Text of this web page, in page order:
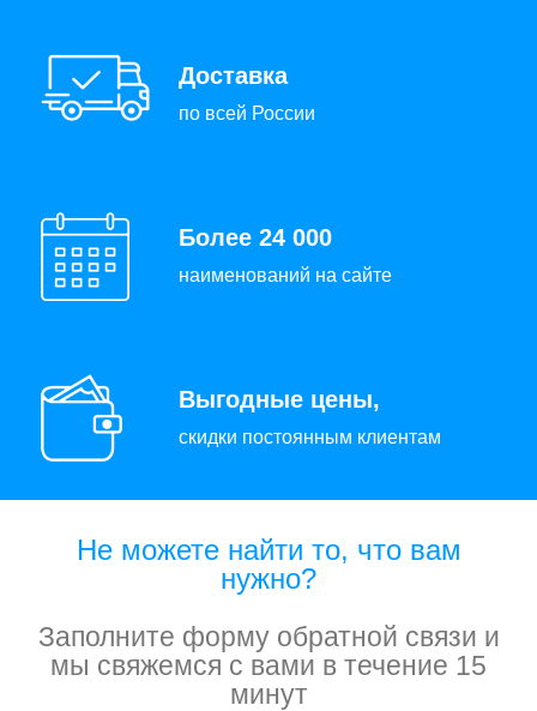
Доставка
по всей России
Более 24 000
наименований на сайте
Выгодные цены,
скидки постоянным клиентам
Не можете найти то, что вам
нужно?
Заполните форму обратной связи и
мы свяжемся с вами в течение 15
минут